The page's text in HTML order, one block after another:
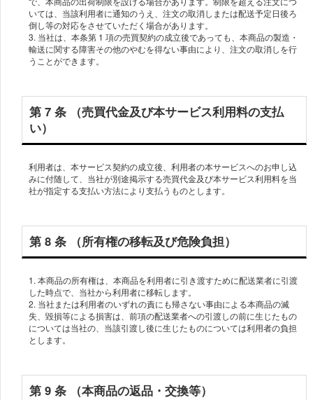
いては、当該利⽤者に通知のうえ、注⽂の取消しまたは配送予定⽇後ろ
倒し等の対応をさせていただく場合があります。
3. 当社は、本条第 1 項の売買契約の成⽴後であっても、本商品の製造・
輸送に関する障害その他のやむを得ない事由により、注⽂の取消しを⾏
第 7 条 （売買代⾦及び本サービス利⽤料の⽀払
い）
利⽤者は、本サービス契約の成⽴後、利⽤者の本サービスへのお申し込
みに付随して、当社が別途掲⽰する売買代⾦及び本サービス利⽤料を当
第 8 条 （所有権の移転及び危険負担）
1. 本商品の所有権は、本商品を利⽤者に引き渡すために配送業者に引渡
した時点で、当社から利⽤者に移転します。
2. 当社または利⽤者のいずれの責にも帰さない事由による本商品の滅
失、毀損等による損害は、前項の配送業者への引渡しの前に⽣じたもの
については当社の、当該引渡し後に⽣じたものについては利⽤者の負担
第 9 条 （本商品の返品・交換等）